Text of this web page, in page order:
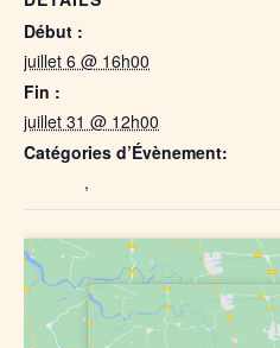
Début :
juillet 6 @ 16h00
Fin :
juillet 31 @ 12h00
Catégories d’Évènement:
,